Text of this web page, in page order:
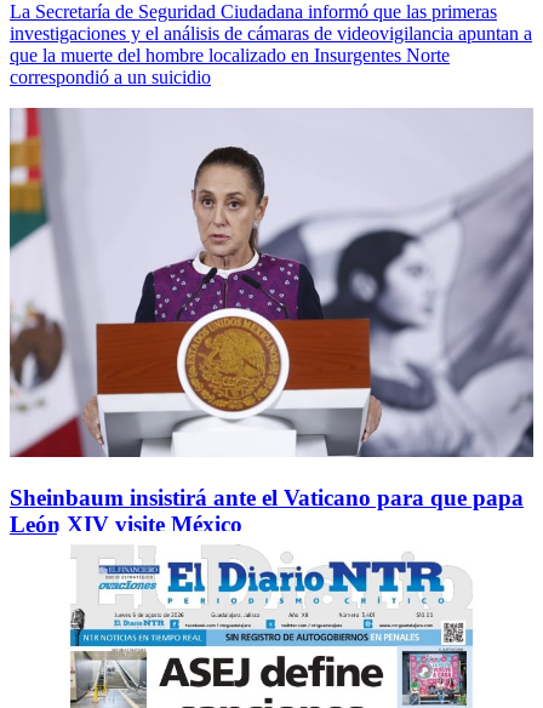
La Secretaría de Seguridad Ciudadana informó que las primeras
investigaciones y el análisis de cámaras de videovigilancia apuntan a
que la muerte del hombre localizado en Insurgentes Norte
correspondió a un suicidio
Sheinbaum insistirá ante el Vaticano para que papa
León XIV visite México